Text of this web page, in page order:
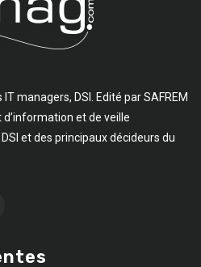
managers, DSI. Edité par SAFREM
d’information et de veille
et des principaux décideurs du